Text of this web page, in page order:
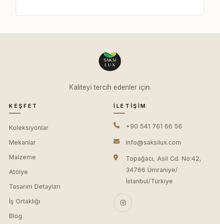
Kaliteyi tercih edenler için.
KEŞFET
Koleksiyonlar
Mekanlar
Malzeme
Atölye
Tasarım Detayları
İş Ortaklığı
Blog
İLETIŞIM
+90 541 761 66 56
info@saksilux.com
Topağacı, Asil Cd. No:42,
34766 Ümraniye/
İstanbul/Türkiye